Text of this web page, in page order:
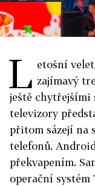
L etošní
zajímavý
ještě chytřejšími
televizory
přitom sázejí na
telefonů.
překvapením.
operační systém